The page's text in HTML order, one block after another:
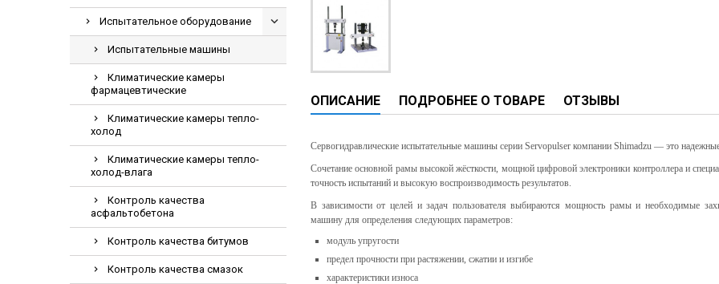
ПЦР анализаторы
Рентгеновское оборудование и маммографы
Тракционные кровати
Электрокардиографы
Электрохирургические коагуляторы
Экстракторы нуклеиновых кислот
Испытательное оборудование
Испытательные машины
Климатические камеры
фармацевтические
Климатические камеры тепло-
холод
Климатические камеры тепло-
холод-влага
Контроль качества
асфальтобетона
Контроль качества битумов
Контроль качества смазок
ОПИСАНИЕ ПОДРОБНЕЕ О ТОВАРЕ ОТЗЫВЫ
Сервогидравлические испытательные машины серии Servopulser компании Shimadzu — это
Сочетание основной рамы высокой жёсткости, мощной цифровой электроники контроллера и
точность испытаний и высокую воспроизводимость результатов.
В зависимости от целей и задач пользователя выбираются мощность рамы и необходимые
машину для определения следующих параметров:
модуль упругости
предел прочности при растяжении, сжатии и изгибе
характеристики износа